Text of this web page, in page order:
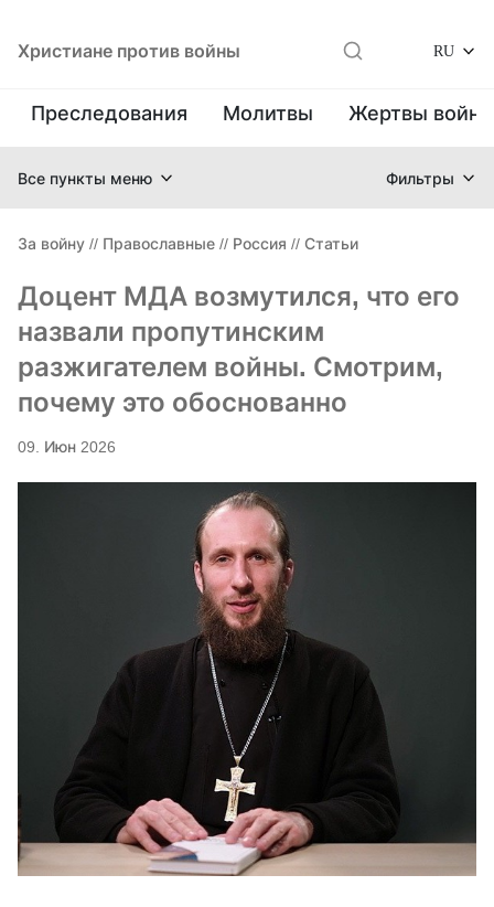
Христиане против войны RU
Преследования Молитвы Жертвы
Все пункты меню Фильтры
За войну // Православные // Россия // Статьи
Доцент МДА возмутился, что его
назвали пропутинским
разжигателем войны. Смотрим,
почему это обоснованно
09. Июн 2026